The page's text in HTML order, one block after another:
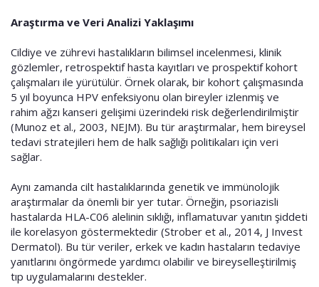
Araştırma ve Veri Analizi Yaklaşımı
Cildiye ve zührevi hastalıkların bilimsel incelenmesi, klinik
gözlemler, retrospektif hasta kayıtları ve prospektif kohort
çalışmaları ile yürütülür. Örnek olarak, bir kohort çalışmasında
5 yıl boyunca HPV enfeksiyonu olan bireyler izlenmiş ve
rahim ağzı kanseri gelişimi üzerindeki risk değerlendirilmiştir
(Munoz et al., 2003, NEJM). Bu tür araştırmalar, hem bireysel
tedavi stratejileri hem de halk sağlığı politikaları için veri
sağlar.
Aynı zamanda cilt hastalıklarında genetik ve immünolojik
araştırmalar da önemli bir yer tutar. Örneğin, psoriazisli
hastalarda HLA-C06 alelinin sıklığı, inflamatuvar yanıtın şiddeti
ile korelasyon göstermektedir (Strober et al., 2014, J Invest
Dermatol). Bu tür veriler, erkek ve kadın hastaların tedaviye
yanıtlarını öngörmede yardımcı olabilir ve bireyselleştirilmiş
tıp uygulamalarını destekler.